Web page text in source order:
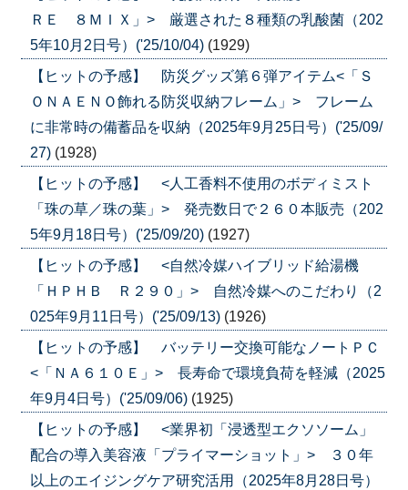
ＲＥ ８ＭＩＸ」> 厳選された８種類の乳酸菌（202
5年10月2日号）('25/10/04) (1929)
【ヒットの予感】 防災グッズ第６弾アイテム<「Ｓ
ＯＮＡＥＮＯ飾れる防災収納フレーム」> フレーム
に非常時の備蓄品を収納（2025年9月25日号）('25/09/
27) (1928)
【ヒットの予感】 <人工香料不使用のボディミスト
「珠の草／珠の葉」> 発売数日で２６０本販売（202
5年9月18日号）('25/09/20) (1927)
【ヒットの予感】 <自然冷媒ハイブリッド給湯機
「ＨＰＨＢ Ｒ２９０」> 自然冷媒へのこだわり（2
025年9月11日号）('25/09/13) (1926)
【ヒットの予感】 バッテリー交換可能なノートＰＣ
<「ＮＡ６１０Ｅ」> 長寿命で環境負荷を軽減（2025
年9月4日号）('25/09/06) (1925)
【ヒットの予感】 <業界初「浸透型エクソソーム」
配合の導入美容液「プライマーショット」> ３０年
以上のエイジングケア研究活用（2025年8月28日号）